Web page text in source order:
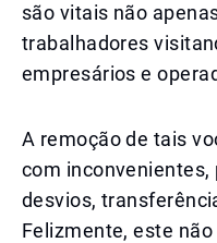
são vitais não
trabalhadores
empresários e
A remoção de tais
com inconvenientes,
desvios,
Felizmente, este